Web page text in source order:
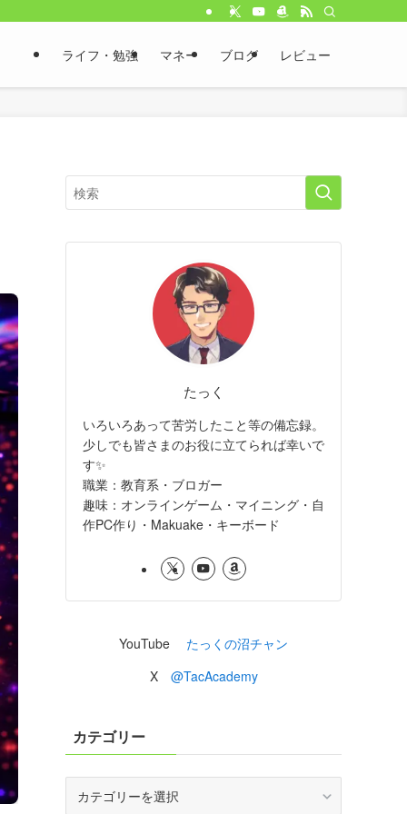
ライフ・勉強 マネー ブログ レビュー
たっく
いろいろあって苦労したこと等の備忘録。
少しでも皆さまのお役に立てられば幸いで
す✨
職業：教育系・ブロガー
趣味：オンラインゲーム・マイニング・自
作PC作り・Makuake・キーボード
YouTube たっくの沼チャン
X @TacAcademy
カテゴリー